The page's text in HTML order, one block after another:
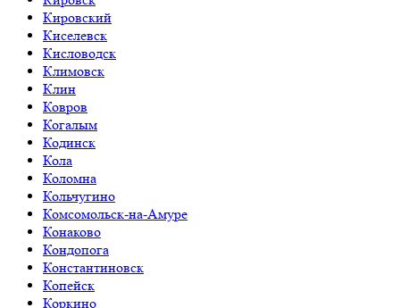
Кировский
Киселевск
Кисловодск
Климовск
Клин
Ковров
Когалым
Кодинск
Кола
Коломна
Кольчугино
Комсомольск-на-Амуре
Конаково
Кондопога
Константиновск
Копейск
Коркино